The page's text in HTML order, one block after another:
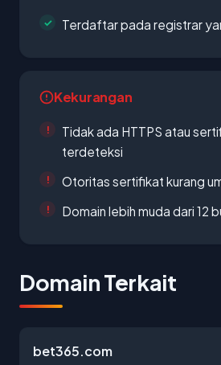
Terdaftar pada registrar
Kekurangan
Tidak ada HTTPS atau
terdeteksi
Otoritas sertifikat kurang
Domain lebih muda dari 12
Domain Terkait
bet365.com